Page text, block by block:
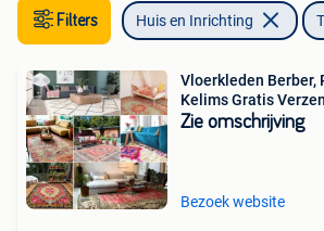
Filters Huis en Inrichting
Vloerkleden Berber,
Kelims Gratis
Zie omschrijving
Bezoek website